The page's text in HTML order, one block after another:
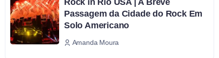
Rock in Rio USA | A Breve
Passagem da Cidade do Rock Em
Solo Americano
Amanda Moura